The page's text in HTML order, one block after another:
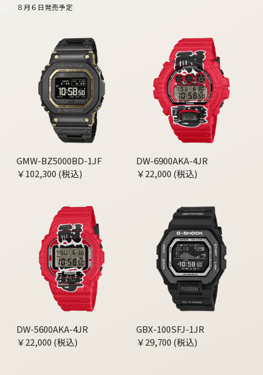
８月６日発売予定
GMW-BZ5000BD-1JF
￥102,300 (税込)
DW-6900AKA-4JR
￥22,000 (税込)
DW-5600AKA-4JR
￥22,000 (税込)
GBX-100SFJ-1JR
￥29,700 (税込)